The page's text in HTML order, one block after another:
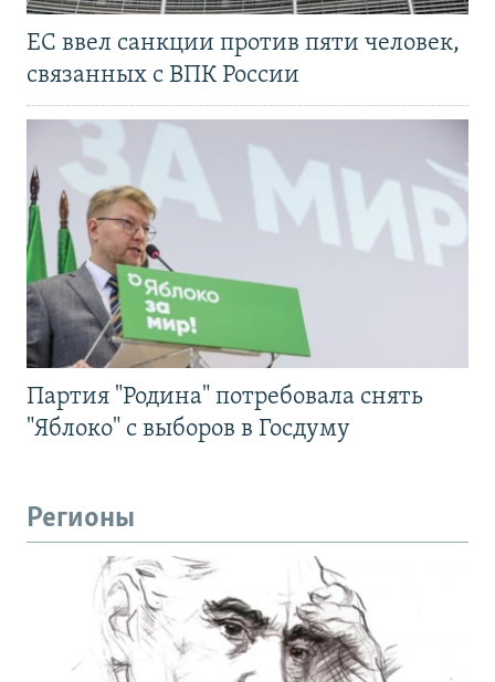
ЕС ввел санкции против пяти человек,
связанных с ВПК России
Партия "Родина" потребовала снять
"Яблоко" с выборов в Госдуму
Регионы